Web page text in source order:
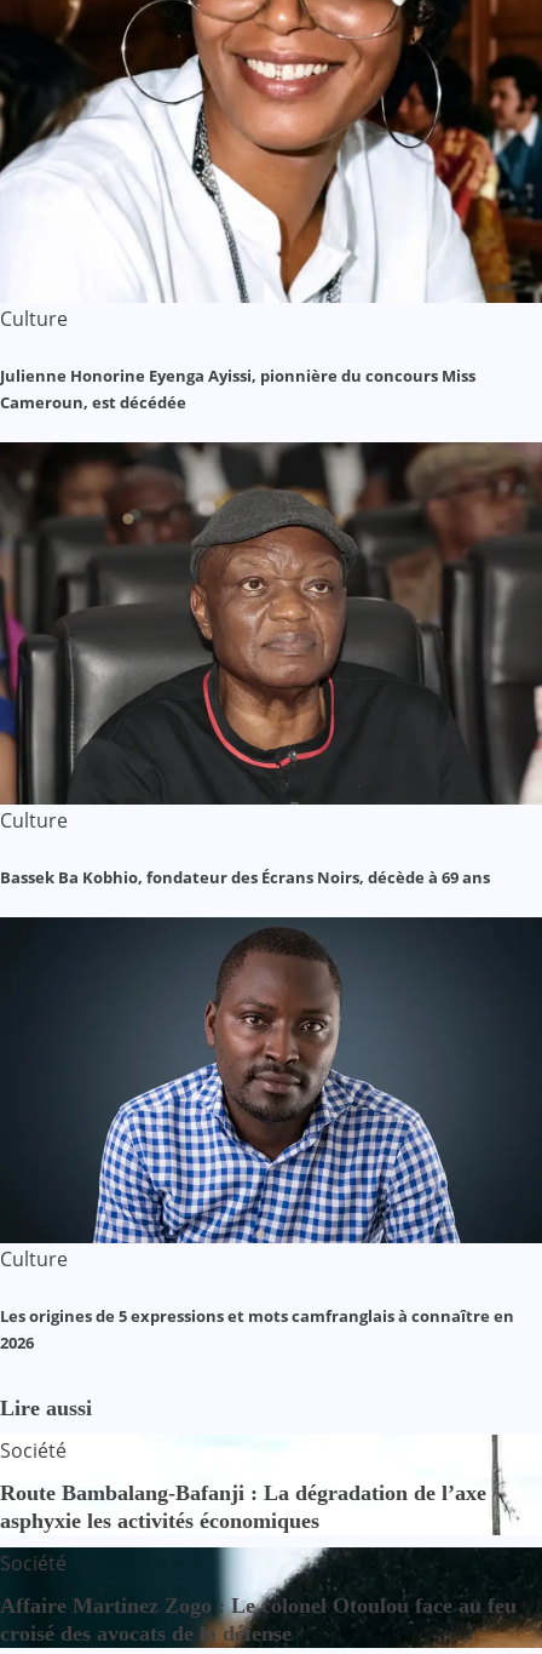
Culture
Julienne Honorine Eyenga Ayissi, pionnière du concours Miss
Cameroun, est décédée
Culture
Bassek Ba Kobhio, fondateur des Écrans Noirs, décède à 69 ans
Culture
Les origines de 5 expressions et mots camfranglais à connaître en
2026
Lire aussi
Société
Route Bambalang-Bafanji : La dégradation de l’axe
asphyxie les activités économiques
Société
Affaire Martinez Zogo : Le colonel Otoulou face au feu
croisé des avocats de la défense